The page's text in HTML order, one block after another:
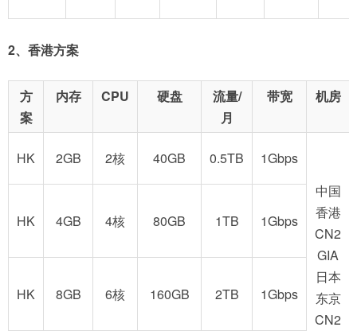
2、香港方案
方
案
内存 CPU 硬盘
流量/
月
带宽 机房
HK 2GB 2核 40GB 0.5TB
1Gbps
中国
香港
CN2
GIA
日本
东京
CN2
HK 4GB 4核 80GB 1TB 1Gbps
HK 8GB 6核 160GB 2TB 1Gbps